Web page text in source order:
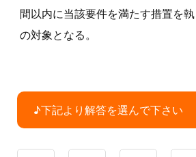
間以内に当該要件を満たす措置を
の対象となる。
♪下記より解答を選んで下さい